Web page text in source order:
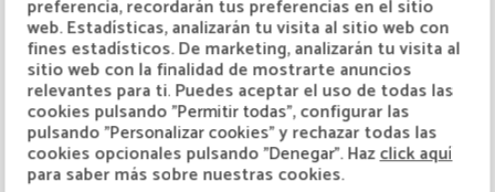
preferencia, recordarán tus preferencias en el sitio
web. Estadísticas, analizarán tu visita al sitio web con
fines estadísticos. De marketing, analizarán tu visita al
sitio web con la finalidad de mostrarte anuncios
relevantes para ti. Puedes aceptar el uso de todas las
cookies pulsando"Permitir todas", configurar las
pulsando"Personalizar cookies"y rechazar todas las
cookies opcionales pulsando"Denegar". Hazclick aquí
para saber más sobre nuestras cookies.